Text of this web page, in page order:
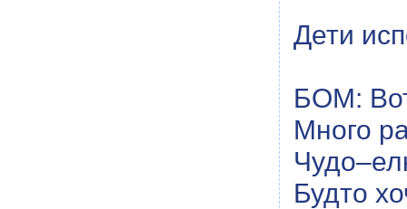
Дети
БОМ:
Много
Будто